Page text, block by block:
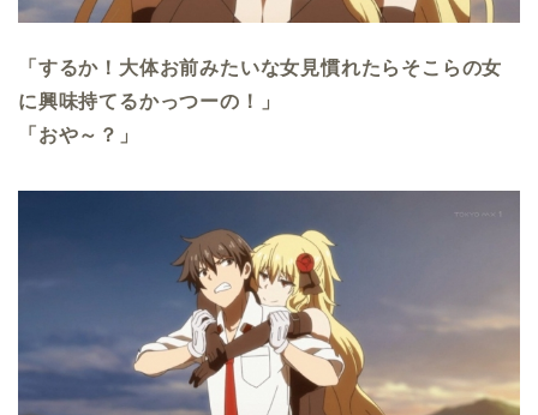
「するか！大体お前みたいな女見慣れたらそこらの女
に興味持てるかっつーの！」
「おや～？」